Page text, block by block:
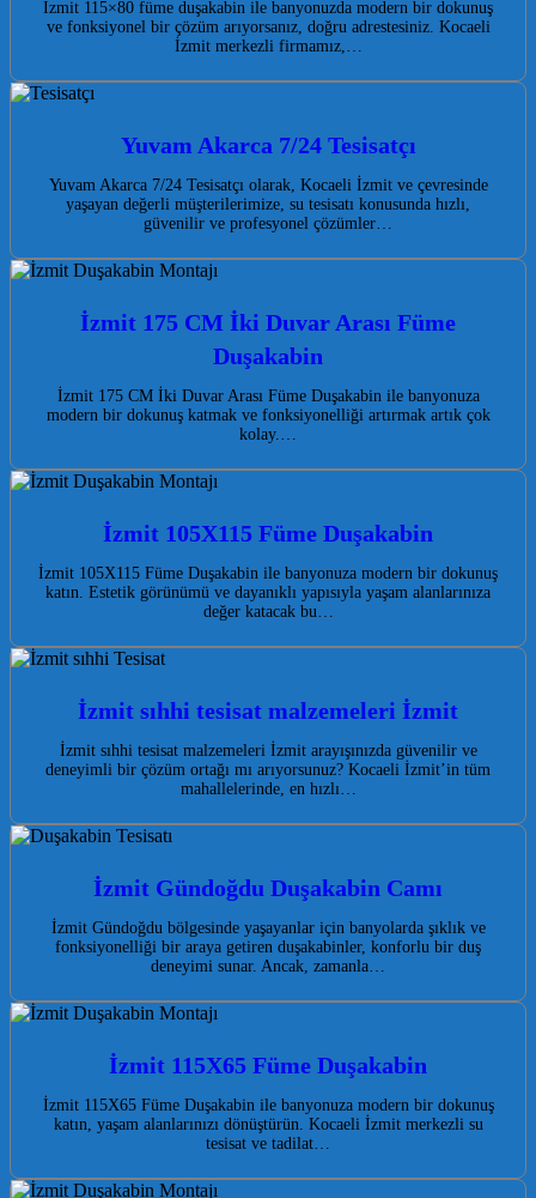
İzmit 115×80 füme duşakabin ile banyonuzda modern bir dokunuş
ve fonksiyonel bir çözüm arıyorsanız, doğru adrestesiniz. Kocaeli
İzmit merkezli firmamız,…
Yuvam Akarca 7/24 Tesisatçı
Yuvam Akarca 7/24 Tesisatçı olarak, Kocaeli İzmit ve çevresinde
yaşayan değerli müşterilerimize, su tesisatı konusunda hızlı,
güvenilir ve profesyonel çözümler…
İzmit 175 CM İki Duvar Arası Füme
Duşakabin
İzmit 175 CM İki Duvar Arası Füme Duşakabin ile banyonuza
modern bir dokunuş katmak ve fonksiyonelliği artırmak artık çok
kolay.…
İzmit 105X115 Füme Duşakabin
İzmit 105X115 Füme Duşakabin ile banyonuza modern bir dokunuş
katın. Estetik görünümü ve dayanıklı yapısıyla yaşam alanlarınıza
değer katacak bu…
İzmit sıhhi tesisat malzemeleri İzmit
İzmit sıhhi tesisat malzemeleri İzmit arayışınızda güvenilir ve
deneyimli bir çözüm ortağı mı arıyorsunuz? Kocaeli İzmit’in tüm
mahallelerinde, en hızlı…
İzmit Gündoğdu Duşakabin Camı
İzmit Gündoğdu bölgesinde yaşayanlar için banyolarda şıklık ve
fonksiyonelliği bir araya getiren duşakabinler, konforlu bir duş
deneyimi sunar. Ancak, zamanla…
İzmit 115X65 Füme Duşakabin
İzmit 115X65 Füme Duşakabin ile banyonuza modern bir dokunuş
katın, yaşam alanlarınızı dönüştürün. Kocaeli İzmit merkezli su
tesisat ve tadilat…